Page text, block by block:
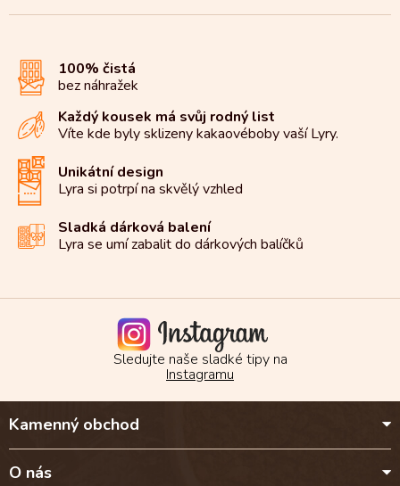
a
v
k
y
p
s
u
v
100% čistá
bez náhražek
Každý kousek má svůj rodný list
Víte kde byly sklizeny kakaovéboby vaší Lyry.
Unikátní design
Lyra si potrpí na skvělý vzhled
Sladká dárková balení
Lyra se umí zabalit do dárkových balíčků
Sledujte naše sladké tipy na
Instagramu
p
Kamenný obchod
O nás